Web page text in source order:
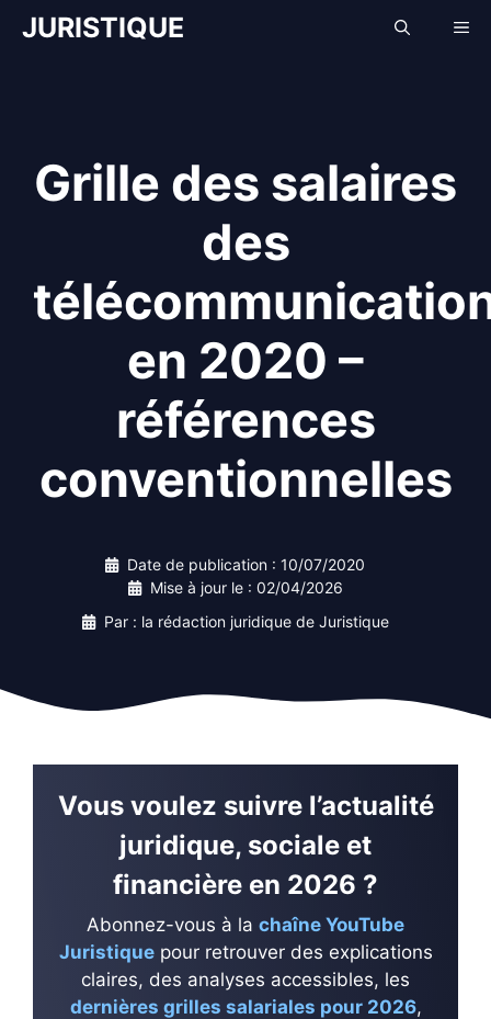
AllerJURISTIQUE
Grille des salaires
des
en 2020 –
références
conventionnelles
Date de publication : 10/07/2020
Mise à jour le : 02/04/2026
Par : la rédaction juridique de Juristique
Vous voulez suivre l’actualité
juridique, sociale et
financière en 2026 ?
Abonnez-vous à la chaîne YouTube
Juristiquepour retrouver des explications
claires, des analyses accessibles, les
dernières grilles salariales pour 2026,